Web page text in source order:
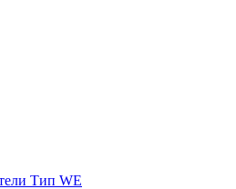
Тип WE